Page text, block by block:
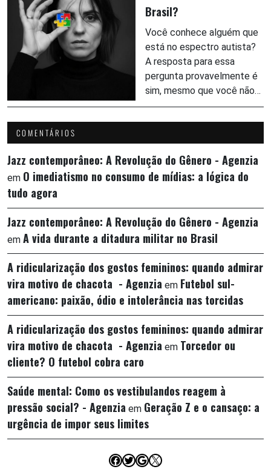
Brasil?
Você conhece alguém que
está no espectro autista?
A resposta para essa
pergunta provavelmente é
sim, mesmo que você não…
COMENTÁRIOS
Jazz contemporâneo: A Revolução do Gênero - Agenzia
em O imediatismo no consumo de mídias: a lógica do
tudo agora
Jazz contemporâneo: A Revolução do Gênero - Agenzia
em A vida durante a ditadura militar no Brasil
A ridicularização dos gostos femininos: quando admirar
vira motivo de chacota - Agenzia em Futebol sul-
americano: paixão, ódio e intolerância nas torcidas
A ridicularização dos gostos femininos: quando admirar
vira motivo de chacota - Agenzia em Torcedor ou
cliente? O futebol cobra caro
Saúde mental: Como os vestibulandos reagem à
pressão social? - Agenzia em Geração Z e o cansaço: a
urgência de impor seus limites
Facebook
Twitter
Google
X